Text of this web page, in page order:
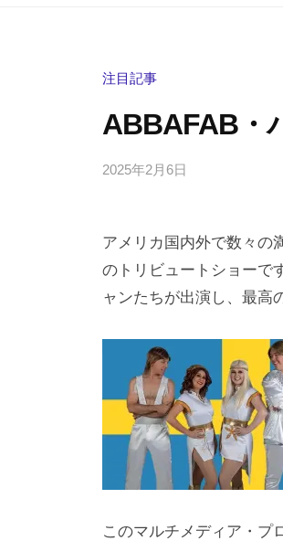
注目記事
ABBAFAB・
2025年2月6日
i
g
a
h
i
y
a
m
a
の
コ
メ
ト
アメリカ国内外で数々の
のトリビュートショーで
ャンたちが出演し、最高
このマルチメディア・プ